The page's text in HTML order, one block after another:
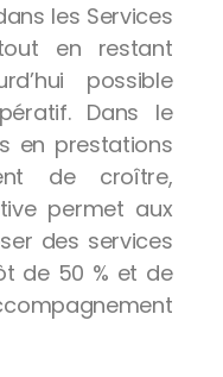
les Services
en restant
possible
Dans le
en prestations
de croître,
permet aux
des services
de 50 % et de